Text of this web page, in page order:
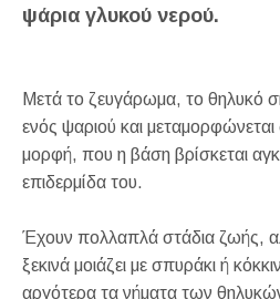
ψάρια γλυκού νερού.
Μετά το ζευγάρωμα, το θηλυκό
ενός ψαριού και
μορφή, που η βάση βρίσκεται
επιδερμίδα του.
Έχουν πολλαπλά στάδια ζωής,
ξεκινά μοιάζει με σπυράκι ή
αργότερα τα νήματα των